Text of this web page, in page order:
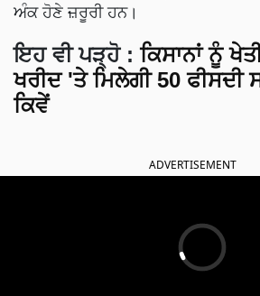
ਅੰਕ ਹੋਣੇ ਜ਼ਰੂਰੀ ਹਨ।
ਇਹ ਵੀ ਪੜ੍ਹੋ :ਕਿਸਾਨਾਂ ਨੂੰ
ਖਰੀਦ 'ਤੇ ਮਿਲੇਗੀ 50 ਫੀਸਦੀ
ਕਿਵੇਂ